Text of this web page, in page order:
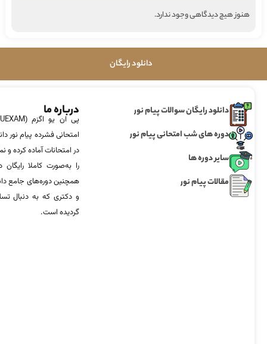
هنوز هیچ دیدگاهی وجود ندارد.
دانلود رایگان
دانلود رایگان سوالات پیام نور
دوره های شب امتحانی پیام نور
سایر دوره ها
مقالات پیام نور
درباره ما
امتحانی فشرده پیام نور
در امتحانات آماده‌ کرده
را به‌صورت کاملا
همچنین دوره‌های جامع
و دکتری که به دنبال
گردیده است.